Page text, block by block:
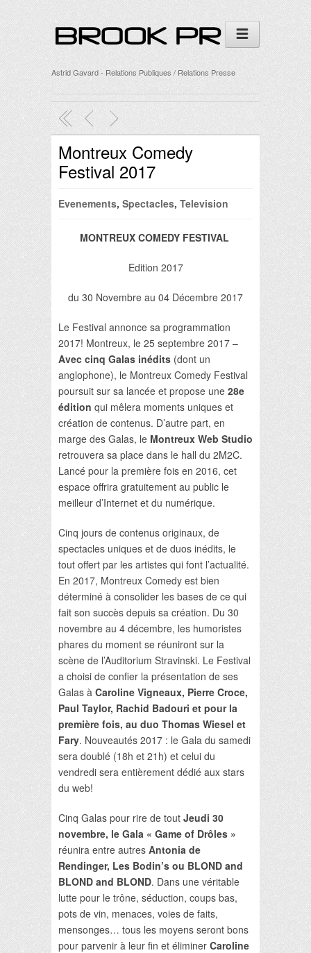
Astrid Gavard - Relations Publiques / Relations Presse
Montreux Comedy
Festival 2017
Evenements, Spectacles, Television
MONTREUX COMEDY FESTIVAL
Edition 2017
du 30 Novembre au 04 Décembre 2017
Le Festival annonce sa programmation
2017! Montreux, le 25 septembre 2017 –
Avec cinq Galas inédits (dont un
anglophone), le Montreux Comedy Festival
poursuit sur sa lancée et propose une 28e
édition qui mêlera moments uniques et
création de contenus. D’autre part, en
marge des Galas, le Montreux Web Studio
retrouvera sa place dans le hall du 2M2C.
Lancé pour la première fois en 2016, cet
espace offrira gratuitement au public le
meilleur d’Internet et du numérique.
Cinq jours de contenus originaux, de
spectacles uniques et de duos inédits, le
tout offert par les artistes qui font l’actualité.
En 2017, Montreux Comedy est bien
déterminé à consolider les bases de ce qui
fait son succès depuis sa création. Du 30
novembre au 4 décembre, les humoristes
phares du moment se réuniront sur la
scène de l’Auditorium Stravinski. Le Festival
a choisi de confier la présentation de ses
Galas à Caroline Vigneaux, Pierre Croce,
Paul Taylor, Rachid Badouri et pour la
première fois, au duo Thomas Wiesel et
Fary. Nouveautés 2017 : le Gala du samedi
sera doublé (18h et 21h) et celui du
vendredi sera entièrement dédié aux stars
du web!
Cinq Galas pour rire de tout Jeudi 30
novembre, le Gala « Game of Drôles »
réunira entre autres Antonia de
Rendinger, Les Bodin’s ou BLOND and
BLOND and BLOND. Dans une véritable
lutte pour le trône, séduction, coups bas,
pots de vin, menaces, voies de faits,
mensonges… tous les moyens seront bons
pour parvenir à leur fin et éliminer Caroline